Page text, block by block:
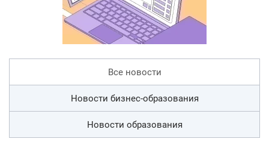
Все новости
Новости бизнес-образования
Новости образования